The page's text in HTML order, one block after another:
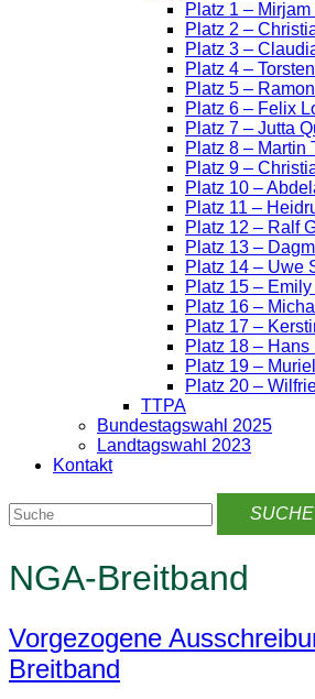
Platz 1 – Mirjam
Platz 2 –
Platz 3 –
Platz 4 –
Platz 5 –
Platz 6 – Felix
Platz 7 – Jutta
Platz 8 – Martin
Platz 9 –
Platz 10 –
Platz 11 –
Platz 12 – Ralf
Platz 13 –
Platz 14 – Uwe
Platz 15 –
Platz 16 –
Platz 17 –
Platz 18 –
Platz 19 –
Platz 20 –
TTPA
Bundestagswahl 2025
Landtagswahl 2023
Kontakt
NGA-Breitband
Vorgezogene
Breitband